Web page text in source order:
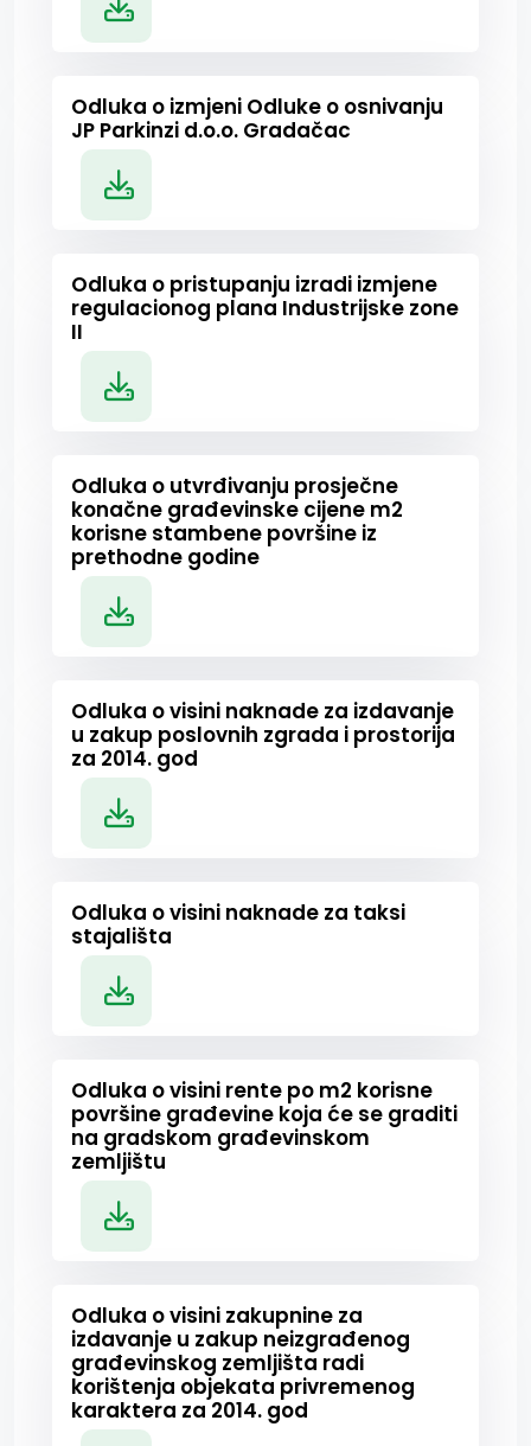
Odluka o izmjeni Odluke o osnivanju
JP Parkinzi d.o.o. Gradačac
Odluka o pristupanju izradi izmjene
regulacionog plana Industrijske zone
II
Odluka o utvrđivanju prosječne
konačne građevinske cijene m2
korisne stambene površine iz
prethodne godine
Odluka o visini naknade za izdavanje
u zakup poslovnih zgrada i prostorija
za 2014. god
Odluka o visini naknade za taksi
stajališta
Odluka o visini rente po m2 korisne
površine građevine koja će se graditi
na gradskom građevinskom
zemljištu
Odluka o visini zakupnine za
izdavanje u zakup neizgrađenog
građevinskog zemljišta radi
korištenja objekata privremenog
karaktera za 2014. god